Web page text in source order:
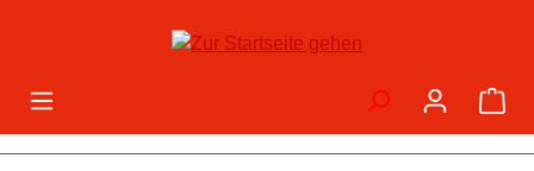
Zum Hauptinhalt springen